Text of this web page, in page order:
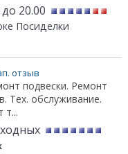
20.00
Посиделки
отзыв
подвески. Ремонт
Тех. обслуживание.
т...